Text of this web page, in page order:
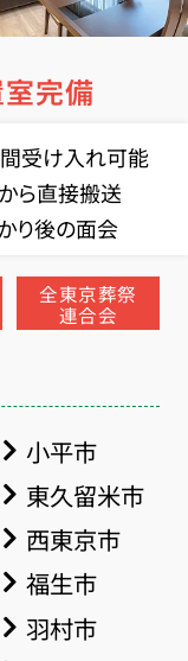
完備
受け入れ可能
ら直接搬送
り後の面会
全東京葬祭
連合会
小平市
東久留米市
西東京市
福生市
羽村市